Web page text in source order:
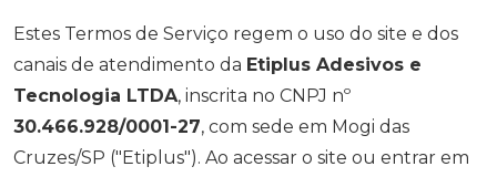
Estes Termos de Serviço regem o uso do site e dos
canais de atendimento da Etiplus Adesivos e
Tecnologia LTDA, inscrita no CNPJ nº
30.466.928/0001-27, com sede em Mogi das
Cruzes/SP ("Etiplus"). Ao acessar o site ou entrar em